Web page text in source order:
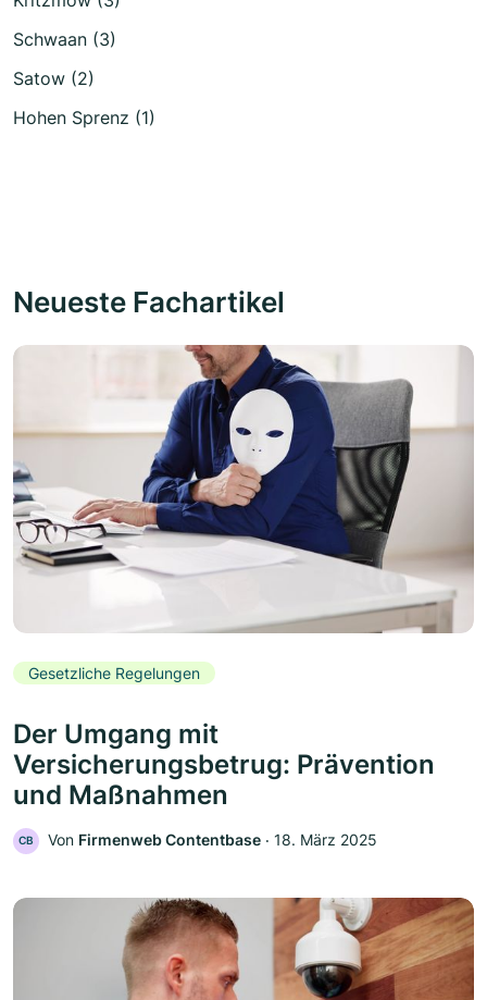
Schwaan (3)
Satow (2)
Hohen Sprenz (1)
Neueste Fachartikel
Gesetzliche Regelungen
Der Umgang mit
Versicherungsbetrug: Prävention
und Maßnahmen
CB Von Firmenweb Contentbase ‧ 18. März 2025